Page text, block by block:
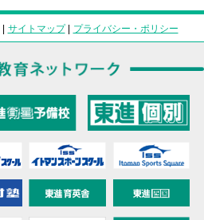
| サイトマップ| プライバシー・ポリシー